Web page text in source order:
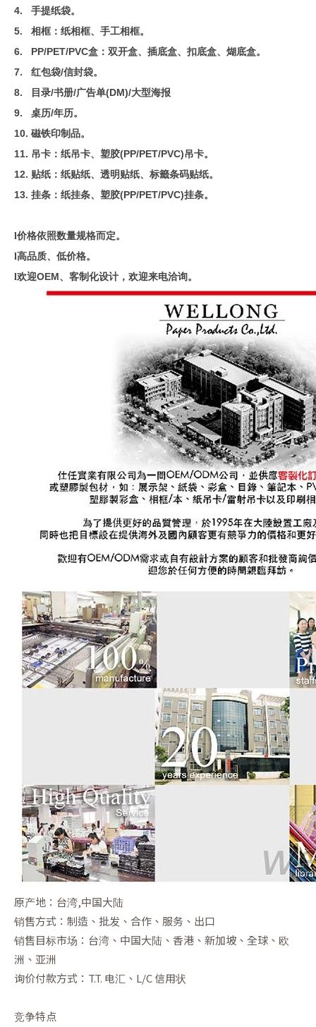
4. 手提纸袋。
5. 相框：纸相框、手工相框。
6. PP/PET/PVC盒：双开盒、插底盒、扣底盒、煳底盒。
7. 红包袋/信封袋。
8.
目录/书册/广告单(DM)/大型海报
9. 桌历/年历。
10. 磁铁印制品。
11. 吊卡：纸吊卡、塑胶(PP/PET/PVC)吊卡。
12. 贴纸：纸贴纸、透明贴纸、标籤条码贴纸。
13. 挂条：纸挂条、塑胶(PP/PET/PVC)挂条。
l价格依照数量规格而定。
l高品质、低价格。
l欢迎OEM、客制化设计，欢迎来电洽询。
原产地：台湾,中国大陆
销售方式：制造、批发、合作、服务、出口
销售目标市场：台湾、中国大陆、香港、新加坡、全球、欧
洲、亚洲
询价付款方式：T.T. 电汇、L/C 信用状
竞争特点